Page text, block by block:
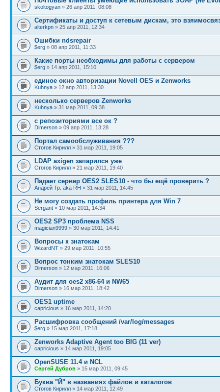
skoltogyan » 26 апр 2011, 08:08
Сертификаты и доступ к сетевым дискам, это
alterkpn » 25 апр 2011, 12:34
Ошибки ndsrepair
$erg » 08 апр 2011, 11:33
Какие порты необходимы для работы с сервером
$erg » 14 апр 2011, 15:10
единое окно авторизации Novell OES и Zenworks
Kuhnya » 12 апр 2011, 13:30
несколько серверов Zenworks
Kuhnya » 31 мар 2011, 09:38
с репозиториями все ок ?
Dimerson » 09 апр 2011, 13:28
Портал самообслуживания ???
Стогов Кирилл » 31 мар 2011, 19:05
LDAP axigen запарился уже
Стогов Кирилл » 21 мар 2011, 19:40
Падает сервер OES2 SLES10 - что бы ещё проверить ?
Андрей Тр. aka RH » 31 мар 2011, 14:45
Не могу создать профиль принтера для Win 7
Sergant » 10 мар 2011, 14:34
OES2 SP3 проблема NSS
magician9999 » 30 мар 2011, 14:41
Вопросы к знатокам
WizardNT » 29 мар 2011, 10:55
Вопрос тонким знатокам SLES10
Dimerson » 12 мар 2011, 16:06
Аудит для oes2 x86-64 и NW65
Dimerson » 16 мар 2011, 18:42
OES1 uptime
capricious » 16 мар 2011, 14:20
Расшифровка сообщений /var/log/messages
$erg » 15 мар 2011, 17:18
Zenworks Adaptive Agent too BIG (11 ver)
capricious » 14 мар 2011, 19:05
OpenSUSE 11.4 и NCL
Сергей Дубров » 15 мар 2011, 09:45
Буква "Й" в названиях файлов и каталогов
Стогов Кирилл » 14 мар 2011, 12:49